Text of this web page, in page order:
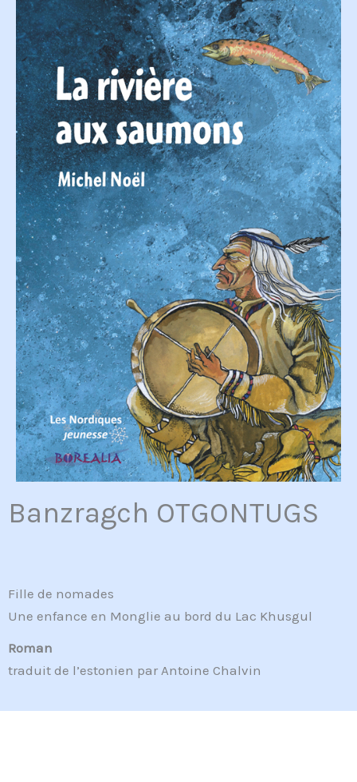
Banzragch OTGONTUGS
Fille de nomades
Une enfance en Monglie au bord du Lac Khusgul
Roman
traduit de l’estonien par Antoine Chalvin